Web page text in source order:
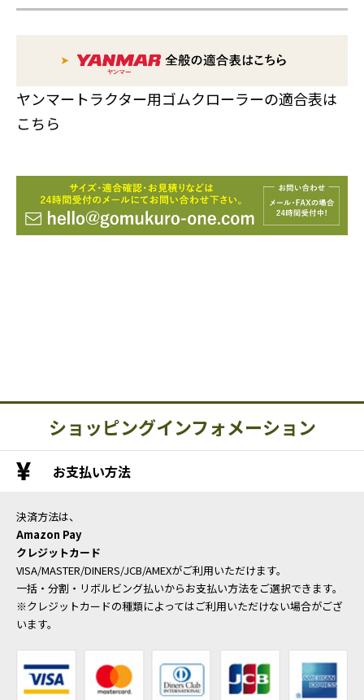
ヤンマートラクター用ゴムクローラーの適合表は
こちら
ショッピングインフォメーション
お支払い方法
決済方法は、
Amazon Pay
クレジットカード
VISA/MASTER/DINERS/JCB/AMEXがご利用いただけます。
一括・分割・リボルビング払いからお支払い方法をご選択できます。
※クレジットカードの種類によってはご利用いただけない場合がござ
います。